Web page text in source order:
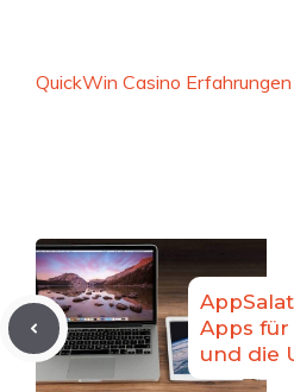
QuickWin Casino Erfahrungen
Apps für
und die